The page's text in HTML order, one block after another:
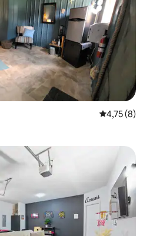
საშუალო
4,75 (8)